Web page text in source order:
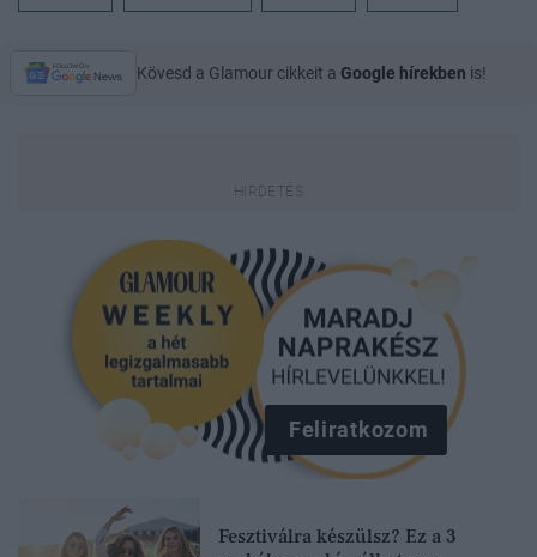
Kövesd a Glamour cikkeit a Google hírekben is!
Feliratkozom
Fesztiválra készülsz? Ez a 3